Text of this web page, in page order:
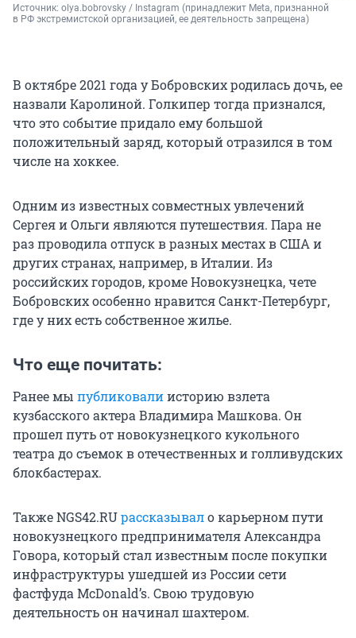
Источник: olya.bobrovsky / Instagram (принадлежит Meta, признанной
в РФ экстремистской организацией, ее деятельность запрещена)
В октябре 2021 года у Бобровских родилась дочь, ее
назвали Каролиной. Голкипер тогда признался,
что это событие придало ему большой
положительный заряд, который отразился в том
числе на хоккее.
Одним из известных совместных увлечений
Сергея и Ольги являются путешествия. Пара не
раз проводила отпуск в разных местах в США и
других странах, например, в Италии. Из
российских городов, кроме Новокузнецка, чете
Бобровских особенно нравится Санкт-Петербург,
где у них есть собственное жилье.
Что еще почитать:
Ранее мы публиковалиисторию взлета
кузбасского актера Владимира Машкова. Он
прошел путь от новокузнецкого кукольного
театра до съемок в отечественных и голливудских
блокбастерах.
Также NGS42.RUрассказывало карьерном пути
новокузнецкого предпринимателя Александра
Говора, который стал известным после покупки
инфраструктуры ушедшей из России сети
фастфуда McDonald’s. Свою трудовую
деятельность он начинал шахтером.